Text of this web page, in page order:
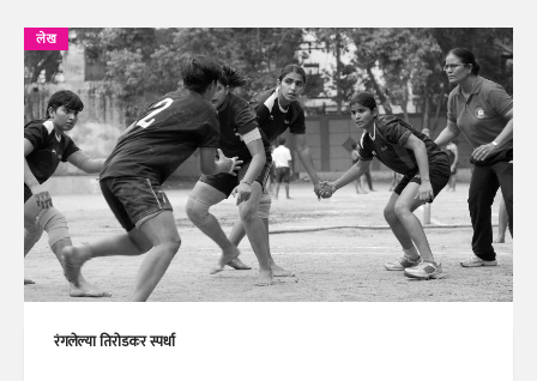
लेख
रंगलेल्या तिरोडकर स्पर्धा